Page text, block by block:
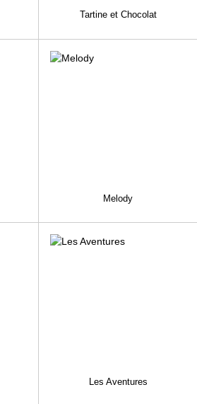
Tartine et Chocolat
Melody
Les Aventures